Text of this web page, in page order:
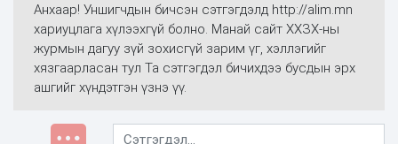
Анхаар! Уншигчдын бичсэн сэтгэгдэлд http://alim.mn
хариуцлага хүлээхгүй болно. Манай сайт ХХЗХ-ны
журмын дагуу зүй зохисгүй зарим үг, хэллэгийг
хязгаарласан тул Та сэтгэгдэл бичихдээ бусдын эрх
ашгийг хүндэтгэн үзнэ үү.